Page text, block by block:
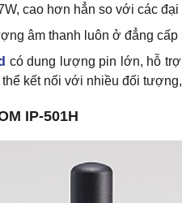
cao hơn hẳn so với các
âm thanh luôn ở đẳng cấp
có dung lượng pin lớn, hỗ
kết nối với nhiều đối
IP-501H